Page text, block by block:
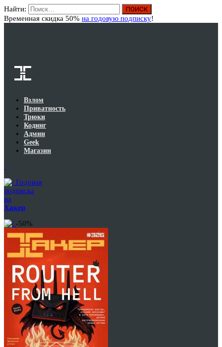
Найти:
Временная скидка 50% на годовую подписку!
Взлом
Приватность
Трюки
Кодинг
Админ
Geek
Магазин
Годовая
подписка
на
Хакер
-50%